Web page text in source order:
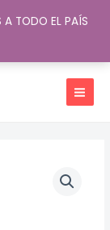
TODO EL PAÍS